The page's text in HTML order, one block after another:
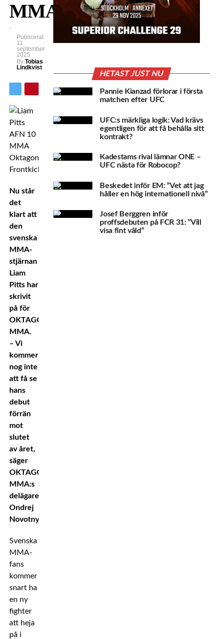
MMA
Publicerat
11
september
2025
By Tobias
Lindkvist
Nu står
det
klart att
den
svenska
MMA-
stjärnan
Liam
Pitts har
skrivit
på för
OKTAGON
MMA.
– Vi
kommer
nog inte
att få se
hans
debut
förrän
mot
slutet
av året,
säger
OKTAGON
MMA:s
delägare
Ondrej
Novotny.
Svenska
MMA-
fans
kommer
snart ha
en ny
fighter
att heja
på i
HETAST JUST NU
Pannie Kianzad förlorar i första
matchen efter UFC
UFC:s märkliga logik: Vad krävs
egentligen för att få behålla sitt
kontrakt?
Kadestams rival lämnar ONE –
UFC nästa för Robocop?
Beskedet inför EM: ”Vet att jag
håller en hög internationell nivå”
Josef Berggren inför
proffsdebuten på FCR 31: ”Vill
visa fint våld”